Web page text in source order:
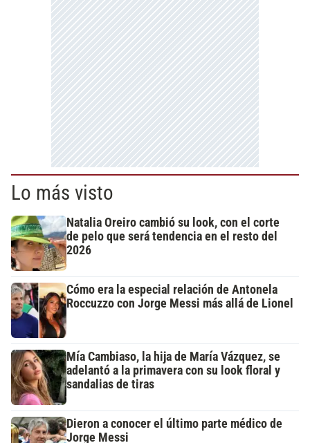
Lo más visto
Natalia Oreiro cambió su look, con el corte
de pelo que será tendencia en el resto del
2026
Cómo era la especial relación de Antonela
Roccuzzo con Jorge Messi más allá de Lionel
Mía Cambiaso, la hija de María Vázquez, se
adelantó a la primavera con su look floral y
sandalias de tiras
Dieron a conocer el último parte médico de
Jorge Messi